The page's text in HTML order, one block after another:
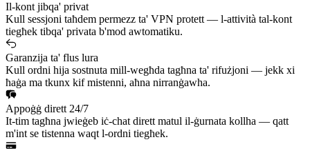
Il-kont jibqa' privat
Kull sessjoni taħdem permezz ta' VPN protett — l-attività tal-kont
tiegħek tibqa' privata b'mod awtomatiku.
Garanzija ta' flus lura
Kull ordni hija sostnuta mill-wegħda tagħna ta' rifużjoni — jekk xi
ħaġa ma tkunx kif mistenni, aħna nirranġawha.
Appoġġ dirett 24/7
It-tim tagħna jwieġeb iċ-chat dirett matul il-ġurnata kollha — qatt
m'int se tistenna waqt l-ordni tiegħek.